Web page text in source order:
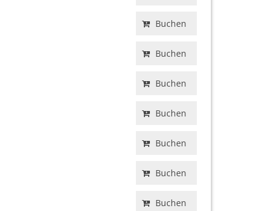
Buchen
Buchen
Buchen
Buchen
Buchen
Buchen
Buchen